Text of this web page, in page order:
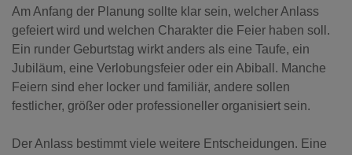
Am Anfang der Planung sollte klar sein, welcher Anlass
gefeiert wird und welchen Charakter die Feier haben soll.
Ein runder Geburtstag wirkt anders als eine Taufe, ein
Jubiläum, eine Verlobungsfeier oder ein Abiball. Manche
Feiern sind eher locker und familiär, andere sollen
festlicher, größer oder professioneller organisiert sein.
Der Anlass bestimmt viele weitere Entscheidungen. Eine